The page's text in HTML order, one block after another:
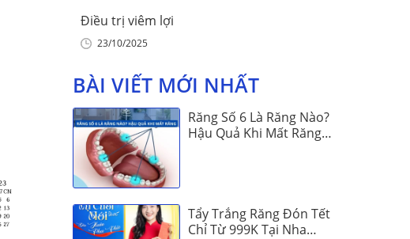
Điều trị viêm lợi
23/10/2025
BÀI VIẾT MỚI NHẤT
Răng Số 6 Là Răng Nào?
Hậu Quả Khi Mất Răng
Tẩy Trắng Răng Đón Tết
Chỉ Từ 999K Tại Nha